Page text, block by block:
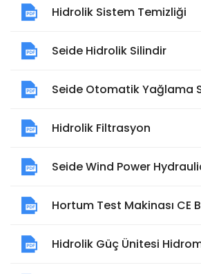
Hidrolik Sistem Temizliği
Seide Hidrolik Silindir
Seide Otomatik Yağlama
Hidrolik Filtrasyon
Seide Wind Power
Hortum Test Makinası CE
Hidrolik Güç Ünitesi